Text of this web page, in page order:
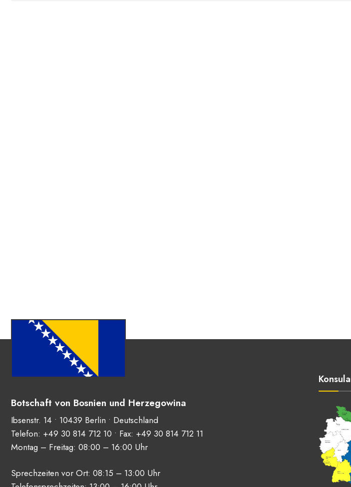
Botschaft von Bosnien und Herzegowina
Ibsenstr. 14 • 10439 Berlin • Deutschland
Telefon: +49 30 814 712 10 • Fax: +49 30 814 712 11
Montag – Freitag: 08:00 – 16:00 Uhr
Sprechzeiten vor Ort: 08:15 – 13:00 Uhr